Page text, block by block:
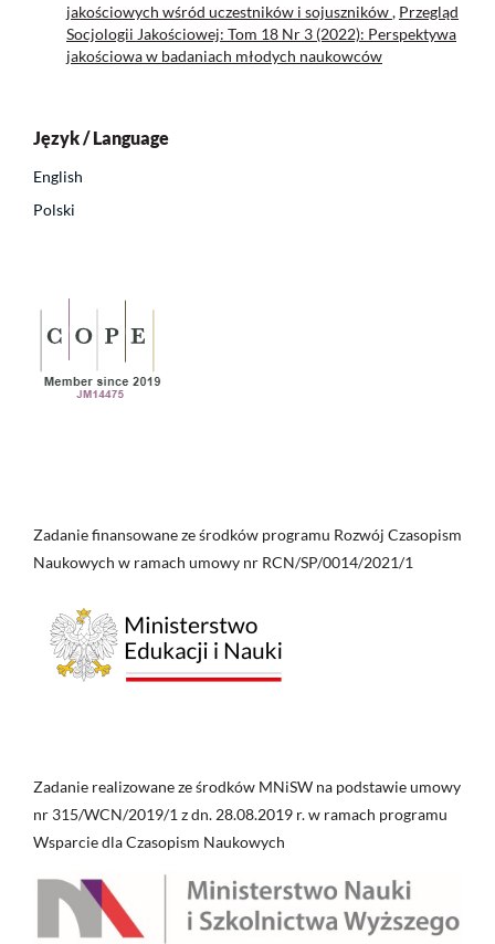
jakościowych wśród uczestników i sojuszników, Przegląd
Socjologii Jakościowej: Tom 18 Nr 3 (2022): Perspektywa
jakościowa w badaniach młodych naukowców
Język / Language
English
Polski
Zadanie finansowane ze środków programu Rozwój Czasopism
Naukowych w ramach umowy nr RCN/SP/0014/2021/1
Zadanie realizowane ze środków MNiSW na podstawie umowy
nr 315/WCN/2019/1 z dn. 28.08.2019 r. w ramach programu
Wsparcie dla Czasopism Naukowych